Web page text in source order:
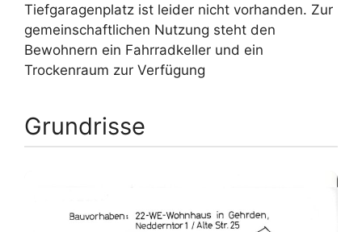
Tiefgaragenplatz ist leider nicht vorhanden. Zur
gemeinschaftlichen Nutzung steht den
Bewohnern ein Fahrradkeller und ein
Trockenraum zur Verfügung
Grundrisse